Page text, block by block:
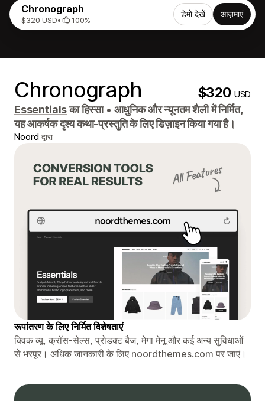
Chronograph
$320 USD• 100%
डेमो देखें आज़माएं
Chronograph $320USD
Essentialsका हिस्सा • आधुनिक और न्यूनतम शैली में निर्मित,
यह आकर्षक दृश्य कथा-प्रस्तुति के लिए डिज़ाइन किया गया है।
Noord द्वारा
रूपांतरण के लिए निर्मित विशेषताएं
क्विक व्यू, क्रॉस-सेल्स, प्रोडक्ट बैज, मेगा मेनू और कई अन्य सुविधाओं
से भरपूर। अधिक जानकारी के लिए noordthemes.com पर जाएं।